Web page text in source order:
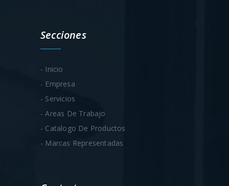
Secciones
- Inicio
- Empresa
- Servicios
- Areas De Trabajo
- Catalogo De Productos
- Marcas Representadas